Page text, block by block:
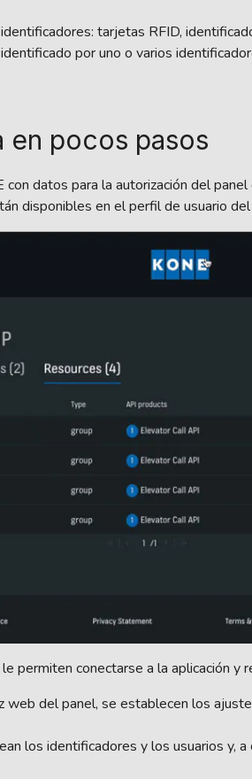
tarjetas RFID,
por uno o varios
pocos pasos
datos para la autorización del
disponibles en el perfil de usuario
permiten conectarse a la aplicación y
web del panel, se establecen los
los identificadores y los usuarios y,